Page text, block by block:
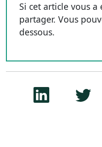
Si cet article vous a
partager. Vous
dessous.